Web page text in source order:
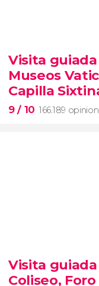
Contrastes de
barrios de
Visita
Museos
Capilla
9/ 10 166.189
visita guiada
Sixtina
Visita
Coliseo,